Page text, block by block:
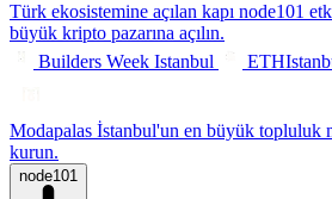
Türk ekosistemine açılan kapı node101
büyük kripto pazarına açılın.
Builders Week Istanbul
Modapalas İstanbul'un en büyük topluluk
kurun.
node101